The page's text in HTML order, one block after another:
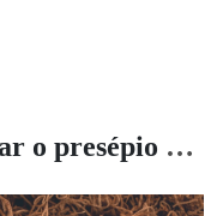
Não somos nós a preparar o presépio para Deus nascer...